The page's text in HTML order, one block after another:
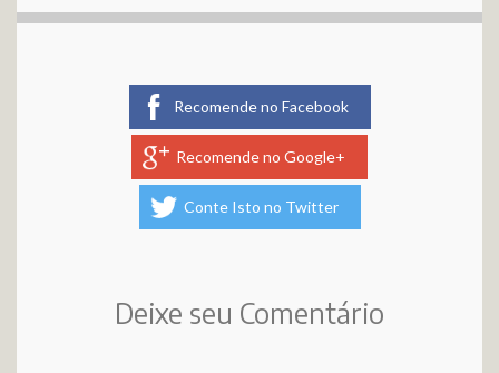
Recomende no Facebook
Recomende no Google+
Conte Isto no Twitter
Deixe seu Comentário